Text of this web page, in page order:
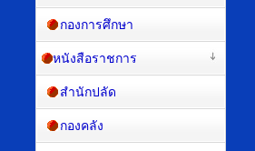
กองการศึกษา
หนังสือราชการ
สำนักปลัด
กองคลัง